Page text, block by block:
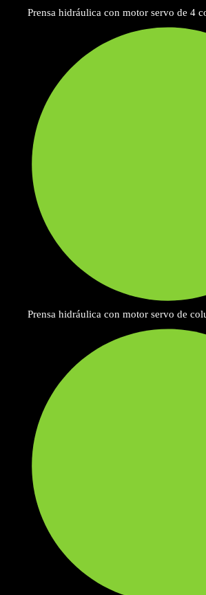
Prensa hidráulica con motor servo de 4
Prensa hidráulica con motor servo de